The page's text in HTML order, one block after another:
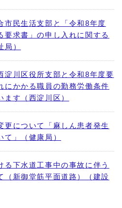
市民生活支部と「令和8年度
要求書」の申し入れに関する
局）
淀川区役所支部と令和8年度要
にかかる職員の勤務労働条件
ます（西淀川区）
更について「麻しん患者発生
て」（健康局）
る下水道工事中の事故に伴う
（新御堂筋平面道路）（建設